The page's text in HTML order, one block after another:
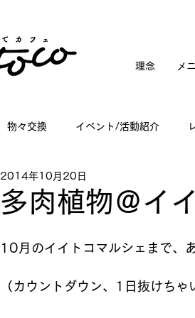
理念 メ
物々交換 イベント/活動紹介
講座情報
多肉植物＠イ
2014年10月20日
10月のイイトコマルシェまで、
（カウントダウン、1日抜けちゃ